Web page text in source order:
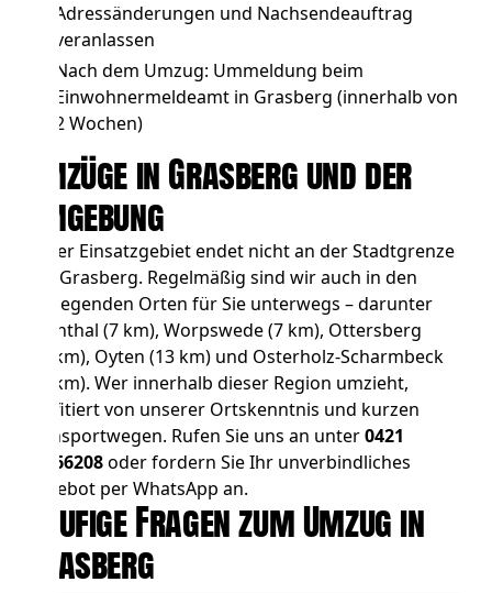
Adressänderungen und Nachsendeauftrag
veranlassen
Nach dem Umzug: Ummeldung beim
Einwohnermeldeamt in Grasberg (innerhalb von
2 Wochen)
Umzüge in Grasberg und der
Umgebung
Unser Einsatzgebiet endet nicht an der Stadtgrenze
von Grasberg. Regelmäßig sind wir auch in den
umliegenden Orten für Sie unterwegs – darunter
Lilienthal (7 km),Worpswede(7 km), Ottersberg
(13 km), Oyten (13 km) und Osterholz-Scharmbeck
(14 km). Wer innerhalb dieser Region umzieht,
profitiert von unserer Ortskenntnis und kurzen
Transportwegen. Rufen Sie uns an unter0421
83066208oder fordern Sie Ihr unverbindliches
Angebot per WhatsApp an.
Häufige Fragen zum Umzug in
Grasberg